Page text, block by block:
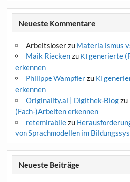
Neueste Kommentare
Arbeitsloserzu Materialismus
Maik Rieckenzu KI generierte
erkennen
Philippe Wampflerzu KI
erkennen
Originality.ai | Digithek-Blogzu
(Fach-)Arbeiten erkennen
retemirabilezu
von Sprachmodellen im
Neueste Beiträge